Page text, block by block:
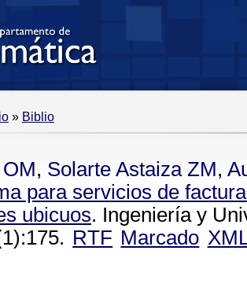
» Biblio
, Solarte Astaiza ZM,
para servicios de
ubicuos. Ingeniería y
RTF Marcado